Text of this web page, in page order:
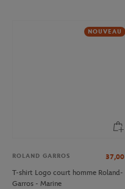
NOUVEAU
ROLAND GARROS 37,00
T-shirt Logo court homme Roland-
Garros - Marine